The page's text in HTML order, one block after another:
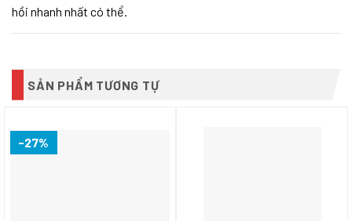
hồi nhanh nhất có thể.
SẢN PHẨM TƯƠNG TỰ
-27%